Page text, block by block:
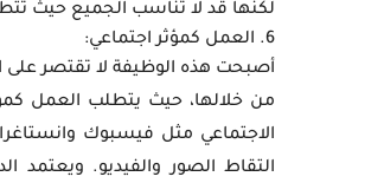
لكنها قد لا تناسب الجميع حيث
6. العمل كمؤثر اجتماعي:
أصبحت هذه الوظيفة لا تقتصر على
الاجتماعي مثل فيسبوك
التقاط الصور والفيديو. ويعتمد